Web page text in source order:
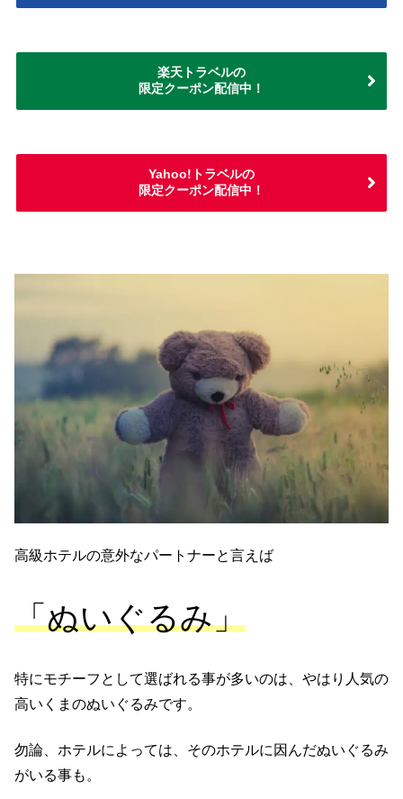
楽天トラベルの
限定クーポン配信中！
Yahoo!トラベルの
限定クーポン配信中！
高級ホテルの意外なパートナーと言えば
「ぬいぐるみ」
特にモチーフとして選ばれる事が多いのは、やはり人気の
高いくまのぬいぐるみです。
勿論、ホテルによっては、そのホテルに因んだぬいぐるみ
がいる事も。